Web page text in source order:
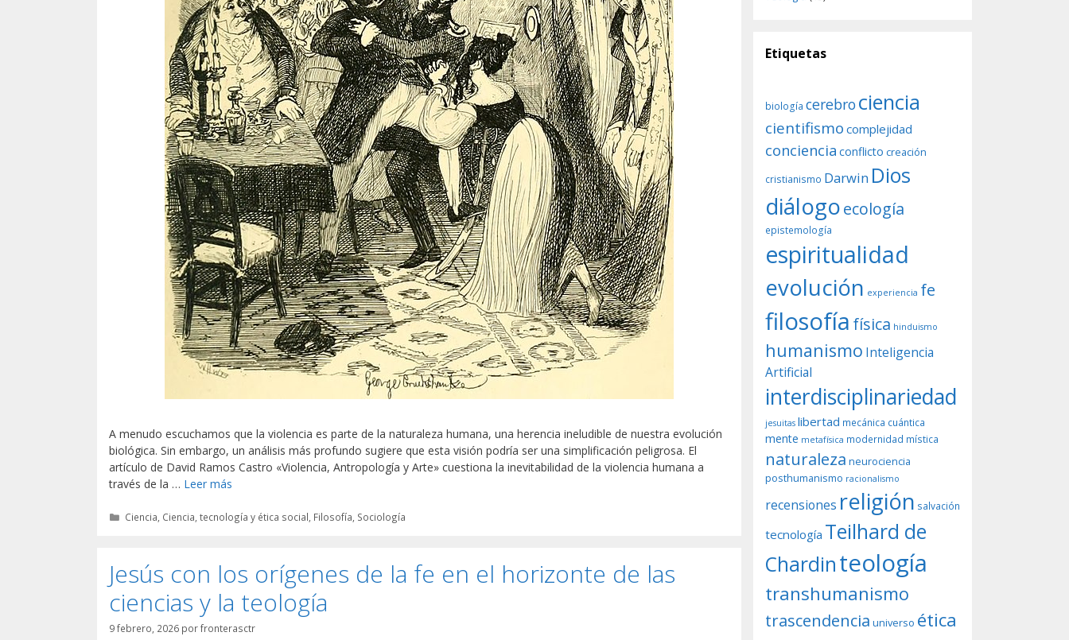
A menudo escuchamos que la violencia es parte de la naturaleza humana, una herencia ineludible de nuestra evolución
biológica. Sin embargo, un análisis más profundo sugiere que esta visión podría ser una simplificación peligrosa. El
artículo de David Ramos Castro «Violencia, Antropología y Arte» cuestiona la inevitabilidad de la violencia humana a
través de la … Leer más
Categorías
Ciencia, Ciencia, tecnología y ética social, Filosofía, Sociología
Jesús con los orígenes de la fe en el horizonte de las
ciencias y la teología
9 febrero, 2026 porfronterasctr
Etiquetas
biología cerebro ciencia
cientifismo complejidad
conciencia conflicto creación
cristianismo Darwin Dios
diálogoecología
epistemología
espiritualidad
evolución experiencia fe
filosofía física hinduismo
humanismo Inteligencia
Artificial
interdisciplinariedad
jesuitas libertad mecánica cuántica
mente metafísica modernidad mística
naturaleza neurociencia
posthumanismo racionalismo
recensiones religión salvación
tecnología Teilhard de
Chardinteología
transhumanismo
trascendencia universo ética